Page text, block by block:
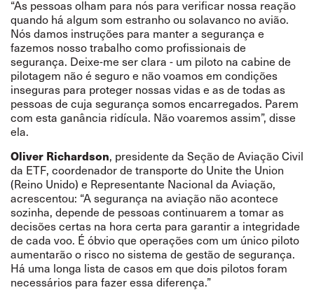
“As pessoas olham para nós para verificar nossa reação
quando há algum som estranho ou solavanco no avião.
Nós damos instruções para manter a segurança e
fazemos nosso trabalho como profissionais de
segurança. Deixe-me ser clara - um piloto na cabine de
pilotagem não é seguro e não voamos em condições
inseguras para proteger nossas vidas e as de todas as
pessoas de cuja segurança somos encarregados. Parem
com esta ganância ridícula. Não voaremos assim”, disse
ela.
Oliver Richardson, presidente da Seção de Aviação Civil
da ETF, coordenador de transporte do Unite the Union
(Reino Unido) e Representante Nacional da Aviação,
acrescentou: “A segurança na aviação não acontece
sozinha, depende de pessoas continuarem a tomar as
decisões certas na hora certa para garantir a integridade
de cada voo. É óbvio que operações com um único piloto
aumentarão o risco no sistema de gestão de segurança.
Há uma longa lista de casos em que dois pilotos foram
necessários para fazer essa diferença.”